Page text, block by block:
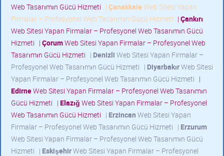
Web Tasarımın Gücü Hizmeti | Çanakkale Web Sitesi Yapan
Firmalar – Profesyonel Web Tasarımın Gücü Hizmeti | Çankırı
Web Sitesi Yapan Firmalar – Profesyonel Web Tasarımın Gücü
Hizmeti | ÇorumWeb Sitesi Yapan Firmalar – Profesyonel Web
Tasarımın Gücü Hizmeti | Denizli Web Sitesi Yapan Firmalar –
Profesyonel Web Tasarımın Gücü Hizmeti | DiyarbakırWeb Sitesi
Yapan Firmalar – Profesyonel Web Tasarımın Gücü Hizmeti |
EdirneWeb Sitesi Yapan Firmalar – Profesyonel Web Tasarımın
Gücü Hizmeti | Elazığ Web Sitesi Yapan Firmalar – Profesyonel
Web Tasarımın Gücü Hizmeti | Erzincan Web Sitesi Yapan
Firmalar – Profesyonel Web Tasarımın Gücü Hizmeti | Erzurum
Web Sitesi Yapan Firmalar – Profesyonel Web Tasarımın Gücü
Hizmeti | EskişehirWeb Sitesi Yapan Firmalar – Profesyonel